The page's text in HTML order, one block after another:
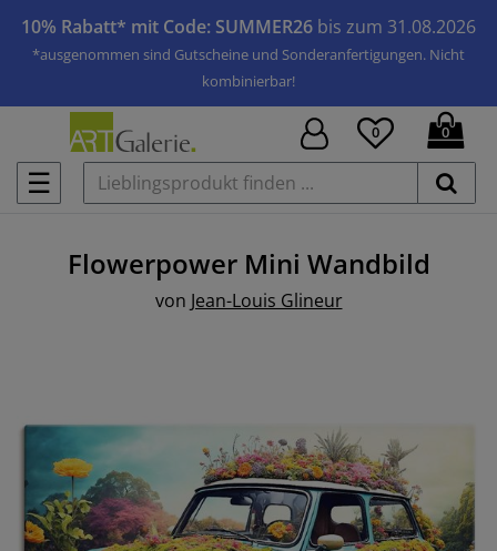
10% Rabatt* mit Code: SUMMER26 bis zum 31.08.2026
*ausgenommen sind Gutscheine und Sonderanfertigungen. Nicht
kombinierbar!
☰
0 0
Flowerpower Mini Wandbild
von Jean-Louis Glineur